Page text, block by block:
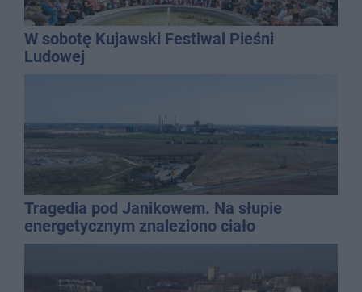
W sobotę Kujawski Festiwal Pieśni
Ludowej
Tragedia pod Janikowem. Na słupie
energetycznym znaleziono ciało
mężczyzny